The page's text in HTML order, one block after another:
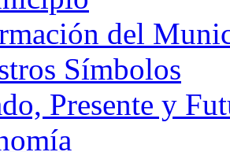
del
Símbolos
Presente y